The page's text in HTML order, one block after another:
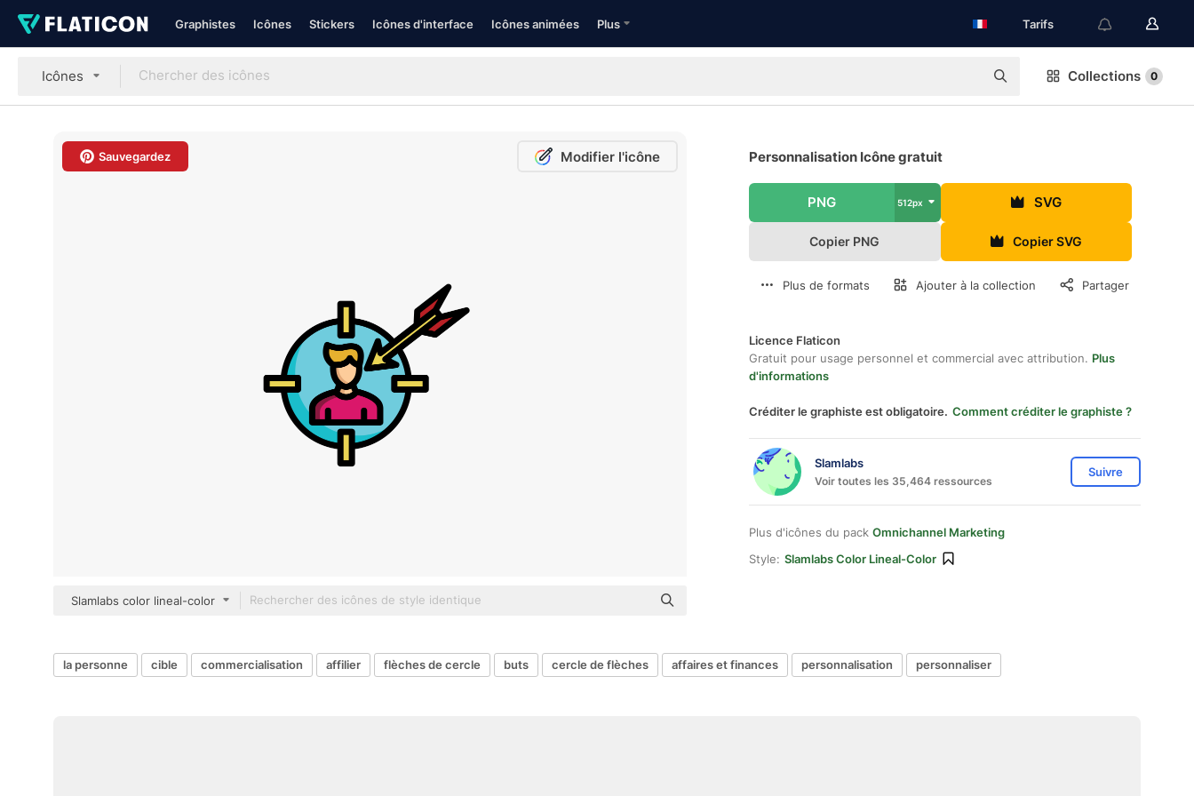
Graphistes Icônes Stickers Icônes d'interface Icônes animées Plus Tarifs
Icônes Collections 0
Sauvegardez Modifier l'icône
Slamlabs color lineal-color
Personnalisation Icône gratuit
PNG 512px SVG
Copier PNG Copier SVG
Plus de formats Ajouter à la collection Partager
Licence Flaticon
Gratuit pour usage personnel et commercial avec attribution. Plus
d'informations
Créditer le graphiste est obligatoire. Comment créditer le graphiste ?
Slamlabs
Voir toutes les 35,464 ressources
Suivre
Plus d'icônes du pack Omnichannel Marketing
Style: Slamlabs Color Lineal-Color
la personne cible commercialisation affilier flèches de cercle buts cercle de flèches affaires et finances personnalisation personnaliser